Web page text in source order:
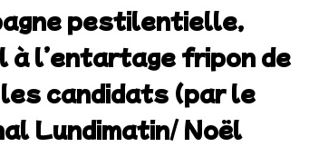
pestilentielle,
à l’entartage fripon de
candidats (par le
Lundimatin/ Noël